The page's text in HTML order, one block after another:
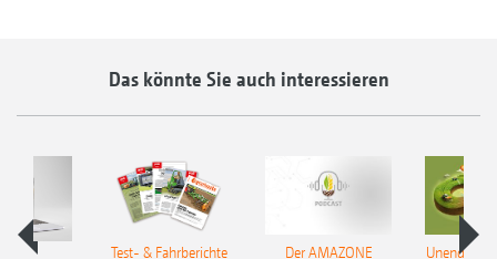
Das könnte Sie auch interessieren
Test- & Fahrberichte
Der AMAZONE
Unendlich